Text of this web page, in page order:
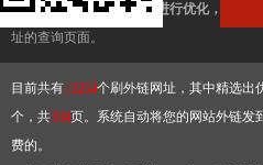
有频繁使用超级外链工具进行优化，才能获
址的查询页面。
目前共有13264个刷外链网址，其中精选出
个，共334页。系统自动将您的网站外链发
费的。